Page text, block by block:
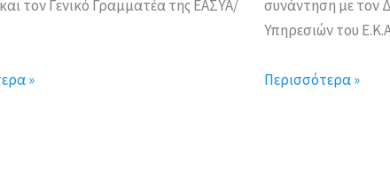
τον Γενικό Γραμματέα της ΕΑΣΥΑ/
»
συνάντηση με τον
Υπηρεσιών του
Περισσότερα »